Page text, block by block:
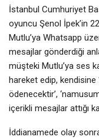
İstanbul Cumhuriyet
oyuncu Şenol İpek’in
Mutlu’ya Whatsapp
mesajlar gönderdiği
müşteki Mutlu’ya ses
hareket edip, kendisine
ödenecektir’,
içerikli mesajlar attığı
İddianamede olay